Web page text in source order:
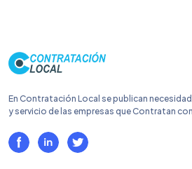
En Contratación Local se publican
y servicio de las empresas que Contratan con